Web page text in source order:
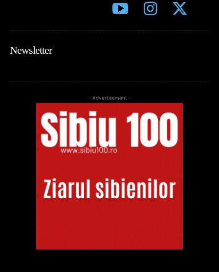
Newsletter
- Advertisement -